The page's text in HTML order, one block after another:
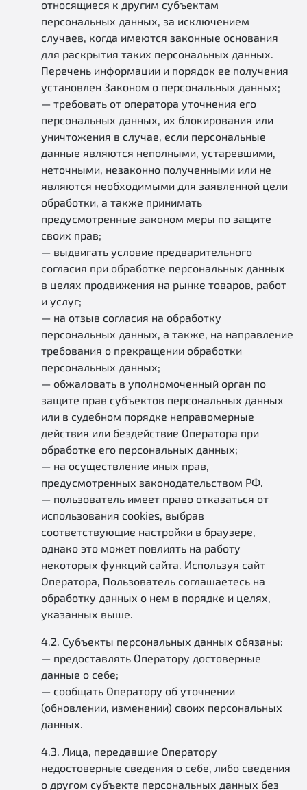
относящиеся к другим субъектам
персональных данных, за исключением
случаев, когда имеются законные основания
для раскрытия таких персональных данных.
Перечень информации и порядок ее получения
установлен Законом о персональных данных;
— требовать от оператора уточнения его
персональных данных, их блокирования или
уничтожения в случае, если персональные
данные являются неполными, устаревшими,
неточными, незаконно полученными или не
являются необходимыми для заявленной цели
обработки, а также принимать
предусмотренные законом меры по защите
своих прав;
— выдвигать условие предварительного
согласия при обработке персональных данных
в целях продвижения на рынке товаров, работ
и услуг;
— на отзыв согласия на обработку
персональных данных, а также, на направление
требования о прекращении обработки
персональных данных;
— обжаловать в уполномоченный орган по
защите прав субъектов персональных данных
или в судебном порядке неправомерные
действия или бездействие Оператора при
обработке его персональных данных;
— на осуществление иных прав,
предусмотренных законодательством РФ.
— пользователь имеет право отказаться от
использования cookies, выбрав
соответствующие настройки в браузере,
однако это может повлиять на работу
некоторых функций сайта. Используя сайт
Оператора, Пользователь соглашаетесь на
обработку данных о нем в порядке и целях,
указанных выше.
4.2. Субъекты персональных данных обязаны:
— предоставлять Оператору достоверные
данные о себе;
— сообщать Оператору об уточнении
(обновлении, изменении) своих персональных
данных.
4.3. Лица, передавшие Оператору
недостоверные сведения о себе, либо сведения
о другом субъекте персональных данных без